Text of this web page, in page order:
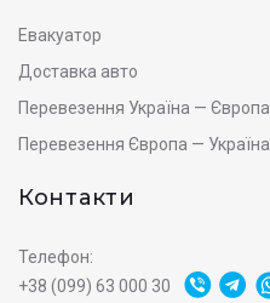
Евакуатор
Доставка авто
Перевезення Україна — Європа
Перевезення Європа — Україна
Контакти
Телефон:
+38 (099) 63 000 30